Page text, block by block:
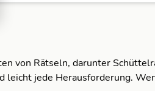
von Rätseln, darunter
jede Herausforderung.